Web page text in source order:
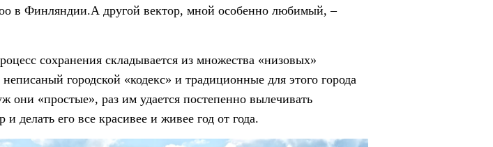
в Финляндии.А другой вектор, мной особенно любимый, –
сохранения складывается из множества «низовых»
городской «кодекс» и традиционные для этого города
они «простые», раз им удается постепенно вылечивать
делать его все красивее и живее год от года.